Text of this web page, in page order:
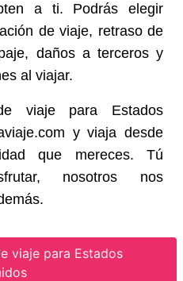
a ti. Podrás elegir
de viaje, retraso de
daños a terceros y
al viajar.
viaje para Estados
y viaja desde
que mereces. Tú
nosotros nos
viaje para Estados